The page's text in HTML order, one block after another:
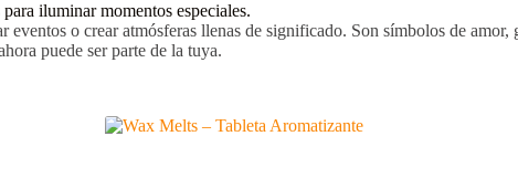
iluminar momentos especiales.
o crear atmósferas llenas de significado. Son símbolos de
puede ser parte de la tuya.